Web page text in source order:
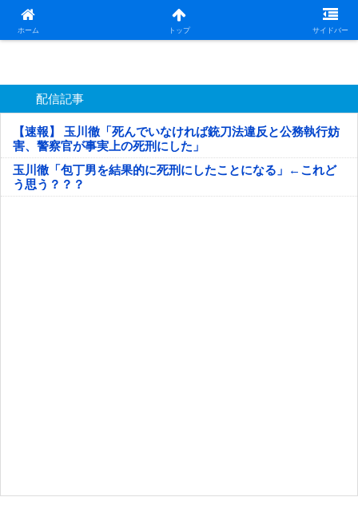
ホーム トップ サイドバー
日本第一！ニュース録
配信記事
【速報】 玉川徹「死んでいなければ銃刀法違反と公務執行妨
害、警察官が事実上の死刑にした」
玉川徹「包丁男を結果的に死刑にしたことになる」←これど
う思う？？？